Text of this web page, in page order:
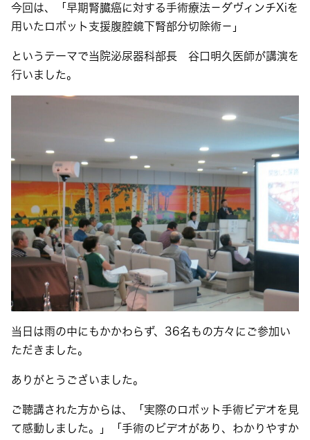
今回は、「早期腎臓癌に対する手術療法－ダヴィンチXiを
用いたロボット支援腹腔鏡下腎部分切除術－」
というテーマで当院泌尿器科部長 谷口明久医師が講演を
行いました。
当日は雨の中にもかかわらず、36名もの方々にご参加い
ただきました。
ありがとうございました。
ご聴講された方からは、「実際のロボット手術ビデオを見
て感動しました。」「手術のビデオがあり、わかりやすか